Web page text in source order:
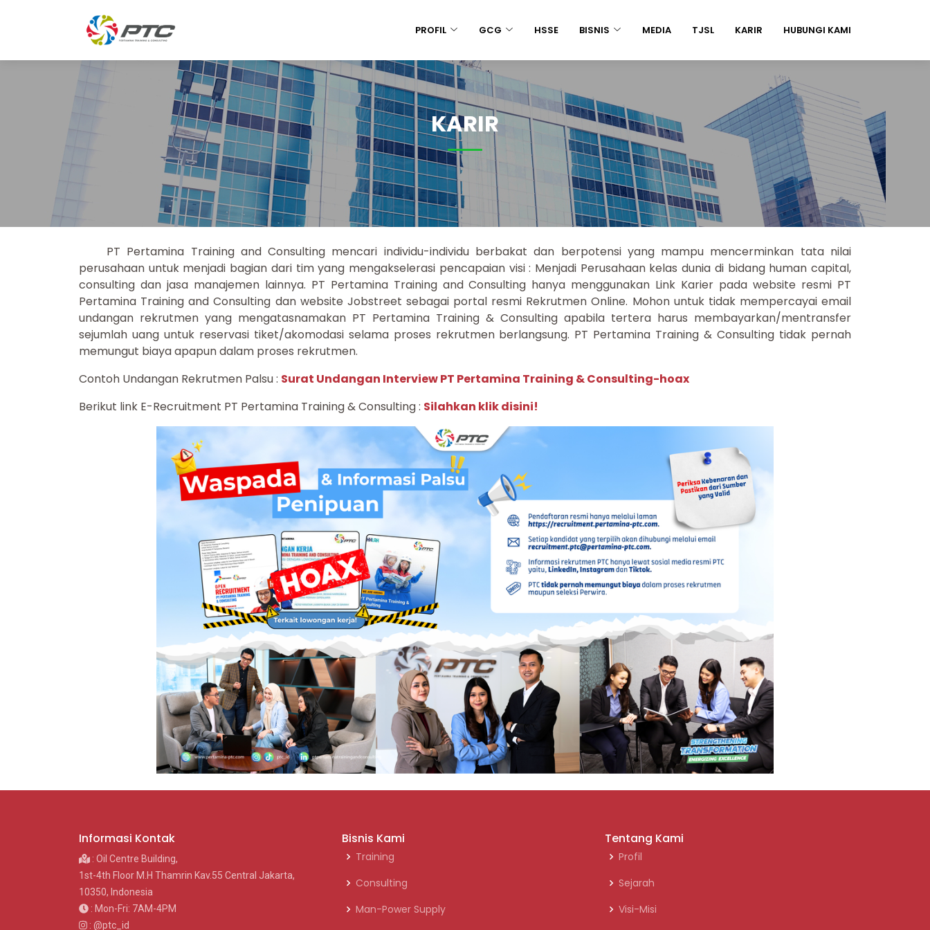
PROFIL GCG HSSE BISNIS MEDIA TJSL KARIR HUBUNGI KAMI
KARIR
PT Pertamina Training and Consulting mencari individu-individu berbakat dan berpotensi yang mampu mencerminkan tata nilai
perusahaan untuk menjadi bagian dari tim yang mengakselerasi pencapaian visi : Menjadi Perusahaan kelas dunia di bidang human capital,
consulting dan jasa manajemen lainnya. PT Pertamina Training and Consulting hanya menggunakan Link Karier pada website resmi PT
Pertamina Training and Consulting dan website Jobstreet sebagai portal resmi Rekrutmen Online. Mohon untuk tidak mempercayai email
undangan rekrutmen yang mengatasnamakan PT Pertamina Training & Consulting apabila tertera harus membayarkan/mentransfer
sejumlah uang untuk reservasi tiket/akomodasi selama proses rekrutmen berlangsung. PT Pertamina Training & Consulting tidak pernah
memungut biaya apapun dalam proses rekrutmen.
Contoh Undangan Rekrutmen Palsu : Surat Undangan Interview PT Pertamina Training & Consulting-hoax
Berikut link E-Recruitment PT Pertamina Training & Consulting : Silahkan klik disini!
Informasi Kontak
: Oil Centre Building,
1st-4th Floor M.H Thamrin Kav.55 Central Jakarta,
10350, Indonesia
: Mon-Fri: 7AM-4PM
: @ptc_id
Bisnis Kami
Training
Consulting
Man-Power Supply
Tentang Kami
Profil
Sejarah
Visi-Misi